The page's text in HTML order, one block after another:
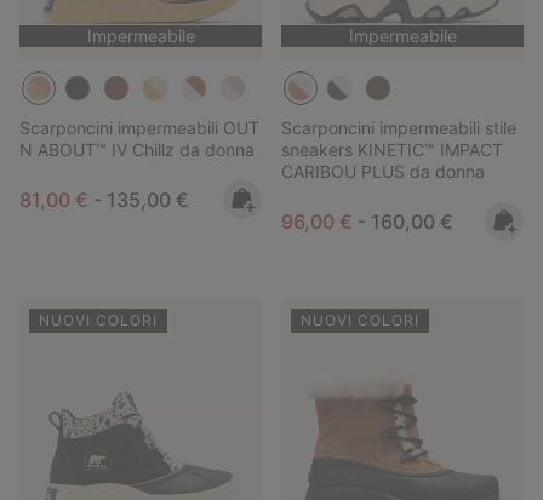
Impermeabile
Scarponcini impermeabili OUT
N ABOUT™ IV Chillz da donna
Minimum sale price:
81,00 € - Maximum price:
135,00 €
Impermeabile
Scarponcini impermeabili stile
sneakers KINETIC™ IMPACT
CARIBOU PLUS da donna
Minimum sale price:
96,00 € - Maximum price:
160,00 €
NUOVI COLORI NUOVI COLORI